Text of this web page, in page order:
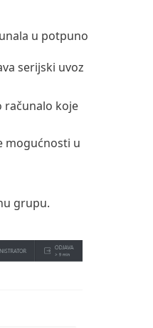
u potpuno
serijski uvoz
računalo koje
mogućnosti u
grupu.